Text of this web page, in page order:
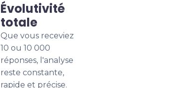
Évolutivité
totale
Que vous receviez
10 ou 10 000
réponses, l'analyse
reste constante,
rapide et précise.